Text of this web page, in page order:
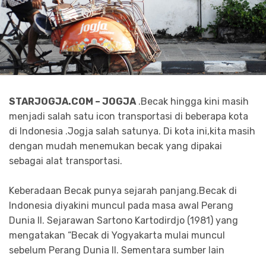
STARJOGJA.COM – JOGJA .Becak hingga kini masih
menjadi salah satu icon transportasi di beberapa kota
di Indonesia .Jogja salah satunya. Di kota ini,kita masih
dengan mudah menemukan becak yang dipakai
sebagai alat transportasi.
Keberadaan Becak punya sejarah panjang.Becak di
Indonesia diyakini muncul pada masa awal Perang
Dunia II. Sejarawan Sartono Kartodirdjo (1981) yang
mengatakan “Becak di Yogyakarta mulai muncul
sebelum Perang Dunia II. Sementara sumber lain